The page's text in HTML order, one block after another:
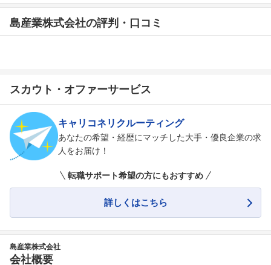
島産業株式会社の評判・口コミ
スカウト・オファーサービス
キャリコネリクルーティング
あなたの希望・経歴にマッチした大手・優良企業の求
人をお届け！
転職サポート希望の方にもおすすめ
詳しくはこちら
島産業株式会社
会社概要